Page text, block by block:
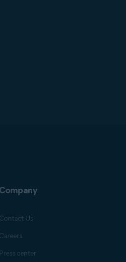
Company
Contact Us
Careers
Press center